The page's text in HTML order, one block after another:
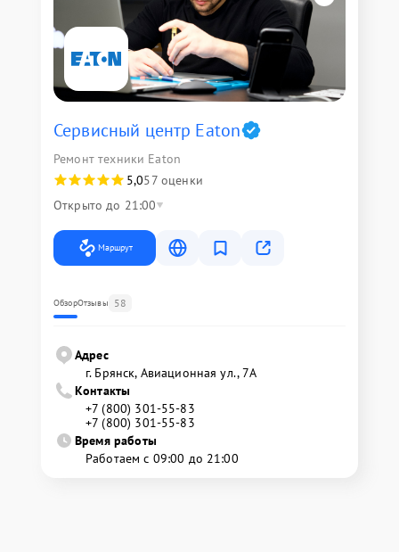
Сервисный центр Eaton
Ремонт техники Eaton
5,057 оценки
Открыто до 21:00
Маршрут
ОбзорОтзывы 58
Адрес
г. Брянск, Авиационная ул., 7А
Контакты
+7 (800) 301-55-83
+7 (800) 301-55-83
Время работы
Работаем с 09:00 до 21:00